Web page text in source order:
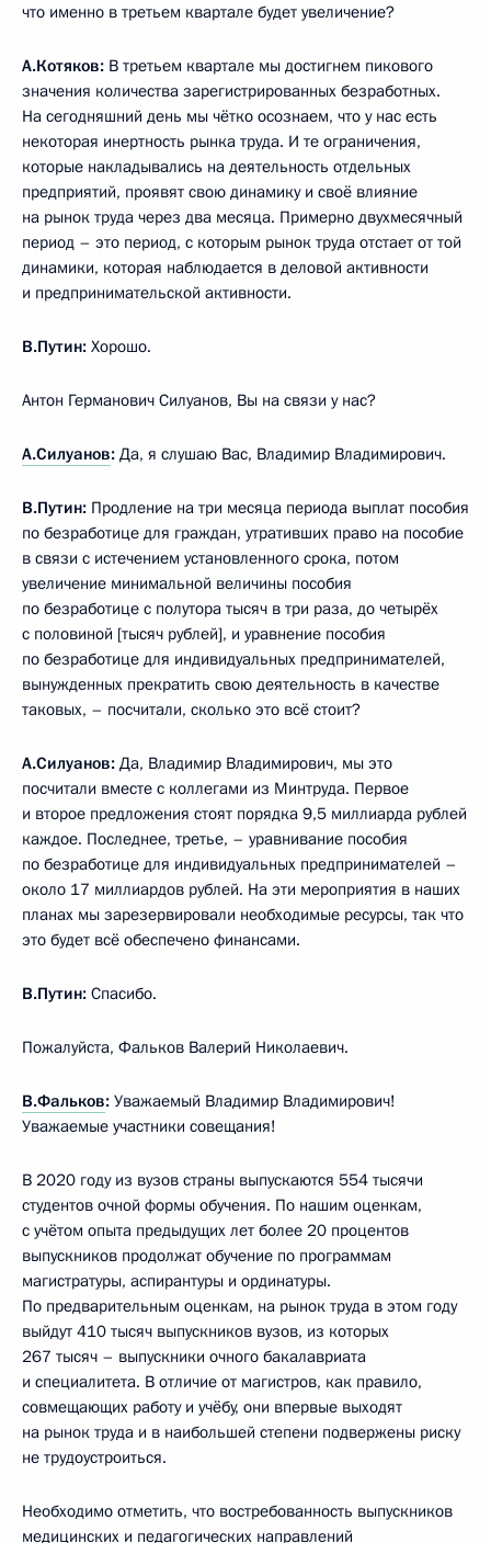
что именно в третьем квартале будет увеличение?
А.Котяков: В третьем квартале мы достигнем пикового
значения количества зарегистрированных безработных.
На сегодняшний день мы чётко осознаем, что у нас есть
некоторая инертность рынка труда. И те ограничения,
которые накладывались на деятельность отдельных
предприятий, проявят свою динамику и своё влияние
на рынок труда через два месяца. Примерно двухмесячный
период – это период, с которым рынок труда отстает от той
динамики, которая наблюдается в деловой активности
и предпринимательской активности.
В.Путин: Хорошо.
Антон Германович Силуанов, Вы на связи у нас?
А.Силуанов: Да, я слушаю Вас, Владимир Владимирович.
В.Путин: Продление на три месяца периода выплат пособия
по безработице для граждан, утративших право на пособие
в связи с истечением установленного срока, потом
увеличение минимальной величины пособия
по безработице с полутора тысяч в три раза, до четырёх
с половиной [тысяч рублей], и уравнение пособия
по безработице для индивидуальных предпринимателей,
вынужденных прекратить свою деятельность в качестве
таковых, – посчитали, сколько это всё стоит?
А.Силуанов: Да, Владимир Владимирович, мы это
посчитали вместе с коллегами из Минтруда. Первое
и второе предложения стоят порядка 9,5 миллиарда рублей
каждое. Последнее, третье, – уравнивание пособия
по безработице для индивидуальных предпринимателей –
около 17 миллиардов рублей. На эти мероприятия в наших
планах мы зарезервировали необходимые ресурсы, так что
это будет всё обеспечено финансами.
В.Путин: Спасибо.
Пожалуйста, Фальков Валерий Николаевич.
В.Фальков: Уважаемый Владимир Владимирович!
Уважаемые участники совещания!
В 2020 году из вузов страны выпускаются 554 тысячи
студентов очной формы обучения. По нашим оценкам,
с учётом опыта предыдущих лет более 20 процентов
выпускников продолжат обучение по программам
магистратуры, аспирантуры и ординатуры.
По предварительным оценкам, на рынок труда в этом году
выйдут 410 тысяч выпускников вузов, из которых
267 тысяч – выпускники очного бакалавриата
и специалитета. В отличие от магистров, как правило,
совмещающих работу и учёбу, они впервые выходят
на рынок труда и в наибольшей степени подвержены риску
не трудоустроиться.
Необходимо отметить, что востребованность выпускников
медицинских и педагогических направлений